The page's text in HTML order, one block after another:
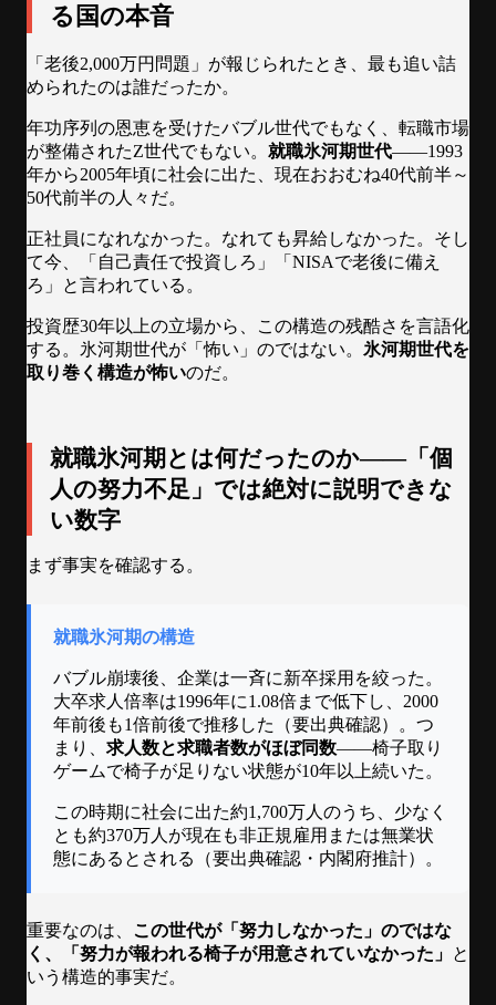
る国の本音
「老後2,000万円問題」が報じられたとき、最も追い詰
められたのは誰だったか。
年功序列の恩恵を受けたバブル世代でもなく、転職市場
が整備されたZ世代でもない。 就職氷河期世代——1993
年から2005年頃に社会に出た、現在おおむね40代前半～
50代前半の人々だ。
正社員になれなかった。なれても昇給しなかった。そし
て今、「自己責任で投資しろ」「NISAで老後に備え
ろ」と言われている。
投資歴30年以上の立場から、この構造の残酷さを言語化
する。氷河期世代が「怖い」のではない。 氷河期世代を
取り巻く構造が怖いのだ。
就職氷河期とは何だったのか——「個
人の努力不足」では絶対に説明できな
い数字
まず事実を確認する。
就職氷河期の構造
バブル崩壊後、企業は一斉に新卒採用を絞った。
大卒求人倍率は1996年に1.08倍まで低下し、2000
年前後も1倍前後で推移した（要出典確認）。つ
まり、 求人数と求職者数がほぼ同数——椅子取り
ゲームで椅子が足りない状態が10年以上続いた。
この時期に社会に出た約1,700万人のうち、少なく
とも約370万人が現在も非正規雇用または無業状
態にあるとされる（要出典確認・内閣府推計）。
重要なのは、
この世代が「努力しなかった」のではな
く、「努力が報われる椅子が用意されていなかった」 と
いう構造的事実だ。